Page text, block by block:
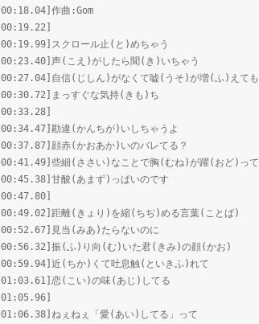
[00:18.04]作曲:Gom
[00:19.22]
[00:19.99]スクロール止(と)めちゃう
[00:23.40]声(こえ)がしたら聞(き)いちゃう
[00:27.04]自信(じしん)がなくて嘘(うそ)が増(ふ)えても
[00:30.72]まっすぐな気持(きも)ち
[00:33.28]
[00:34.47]勘違(かんちが)いしちゃうよ
[00:37.87]顔赤(かおあか)いのバレてる？
[00:41.49]些細(ささい)なことで胸(むね)が躍(おど)って
[00:45.38]甘酸(あまず)っぱいのです
[00:47.80]
[00:49.02]距離(きょり)を縮(ちぢ)める言葉(ことば)
[00:52.67]見当(みあ)たらないのに
[00:56.32]振(ふ)り向(む)いた君(きみ)の顔(かお)
[00:59.94]近(ちか)くて吐息触(といきふ)れて
[01:03.61]恋(こい)の味(あじ)してる
[01:05.96]
[01:06.38]ねぇねぇ「愛(あい)してる」って